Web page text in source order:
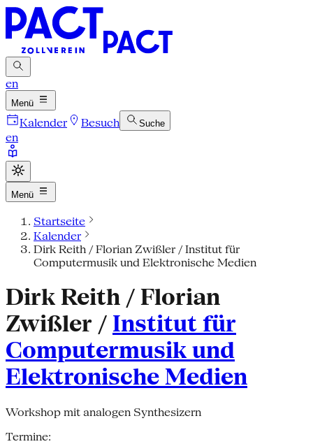
en
Menü
Kalender Besuch Suche
en
Menü
Startseite
Kalender
Dirk Reith / Florian Zwißler / Institut für
Computermusik und Elektronische Medien
Dirk Reith / Florian
Zwißler / Institut für
Computermusik und
Elektronische Medien
Workshop mit analogen Synthesizern
Termine: